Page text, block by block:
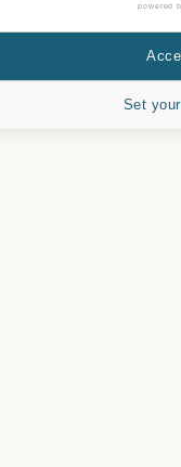
powered
Set